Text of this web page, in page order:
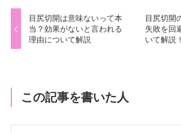
目尻切開は意味ないって本
当？効果がないと言われる
理由について解説
目尻切開
失敗を回
いて解説！
この記事を書いた人